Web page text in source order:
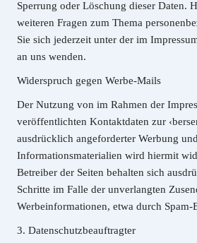
Sperrung oder Löschung dieser Daten.
weiteren Fragen zum Thema
Sie sich jederzeit unter der im
an uns wenden.
Widerspruch gegen Werbe-Mails
Der Nutzung von im Rahmen der
veröffentlichten Kontaktdaten zur
ausdrücklich angeforderter Werbung
Informationsmaterialien wird hiermit
Betreiber der Seiten behalten sich
Schritte im Falle der unverlangten
Werbeinformationen, etwa durch Spam-
3. Datenschutzbeauftragter